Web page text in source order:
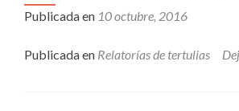
Publicada en 10 octubre, 2016
Publicada en Relatorías de tertulias